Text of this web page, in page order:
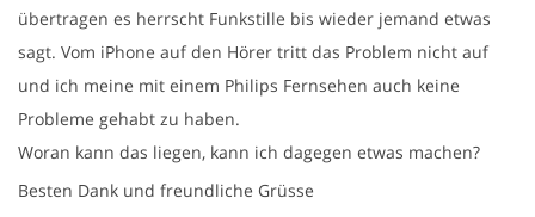
übertragen es herrscht Funkstille bis wieder jemand etwas
sagt. Vom iPhone auf den Hörer tritt das Problem nicht auf
und ich meine mit einem Philips Fernsehen auch keine
Probleme gehabt zu haben.
Woran kann das liegen, kann ich dagegen etwas machen?
Besten Dank und freundliche Grüsse